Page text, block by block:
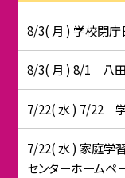
8/3( 月 ) 学校閉庁
8/3( 月 ) 8/1 八田
7/22( 水 ) 7/22
7/22( 水 ) 家庭学
センターホームペ